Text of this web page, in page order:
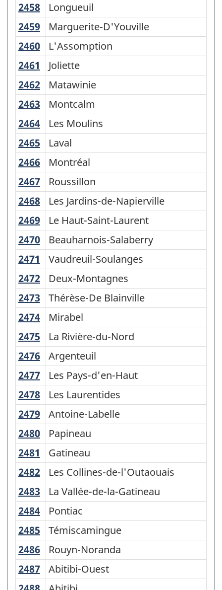
2458 Longueuil
Longueuil
2459 Marguerite-D'Youville
Marguerite-D'Youville
2460 L'Assomption
L'Assomption
2461
Joliette
Joliette
2462 Matawinie
Matawinie
2463 Montcalm
Montcalm
2464 Les Moulins
Les Moulins
2465 Laval
Laval
2466 Montréal
Montréal
2467 Roussillon
Roussillon
2468 Les Jardins-de-Napierville
Les Jardins-de-Napierville
2469 Le Haut-Saint-Laurent
Le Haut-Saint-Laurent
2470 Beauharnois-Salaberry
Beauharnois-Salaberry
2471
Vaudreuil-Soulanges
Vaudreuil-Soulanges
2472 Deux-Montagnes
Deux-Montagnes
2473 Thérèse-De Blainville
Thérèse-De Blainville
2474 Mirabel
Mirabel
2475 La Rivière-du-Nord
La Rivière-du-Nord
2476 Argenteuil
Argenteuil
2477 Les Pays-d'en-Haut
Les Pays-d'en-Haut
2478 Les Laurentides
Les Laurentides
2479 Antoine-Labelle
Antoine-Labelle
2480 Papineau
Papineau
2481
Gatineau
Gatineau
2482 Les Collines-de-l'Outaouais
Les Collines-de-l'Outaouais
2483 La Vallée-de-la-Gatineau
La Vallée-de-la-Gatineau
2484 Pontiac
Pontiac
2485 Témiscamingue
Témiscamingue
2486 Rouyn-Noranda
Rouyn-Noranda
2487 Abitibi-Ouest
Abitibi-Ouest